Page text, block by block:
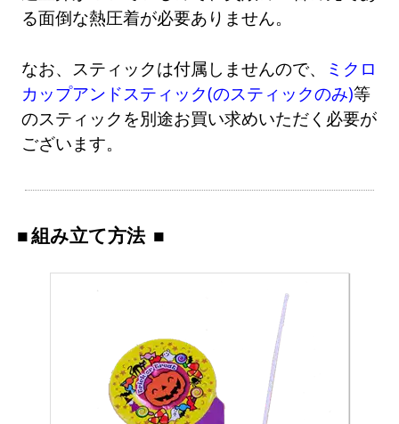
る面倒な熱圧着が必要ありません。
なお、スティックは付属しませんので、
ミクロ
カップアンドスティック(のスティックのみ)等
のスティックを別途お買い求めいただく必要が
ございます。
組み立て方法